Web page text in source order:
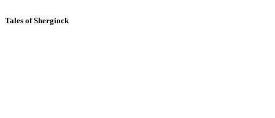
Tales of Shergiock